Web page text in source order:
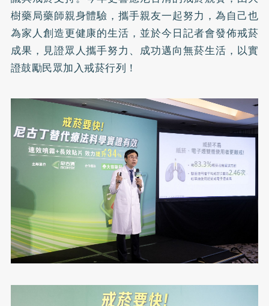
樹藥局藥師親身體驗，攜手親友一起努力，為自己也
為家人創造更健康的生活，並於今日記者會發佈戒菸
成果，見證眾人攜手努力、成功邁向無菸生活，以實
證鼓勵民眾加入戒菸行列！